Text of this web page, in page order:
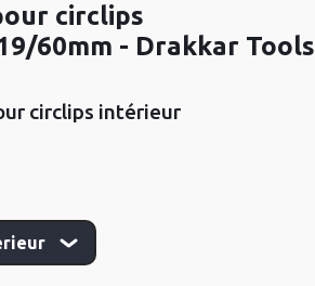
circlips
60mm - Drakkar Tools
circlips intérieur